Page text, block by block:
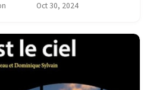
même où une guerr...
Oct 30, 2024